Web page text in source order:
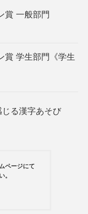
賞 一般部門
賞 学生部門《学生
る漢字あそび
ページにて
。